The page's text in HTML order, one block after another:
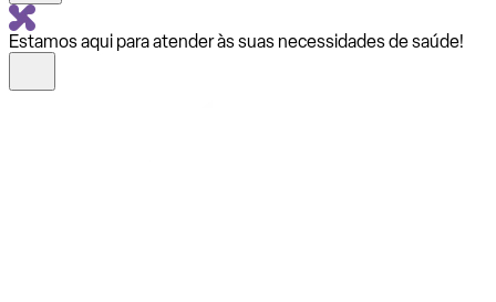
Estamos aqui para atender às suas necessidades de saúde!